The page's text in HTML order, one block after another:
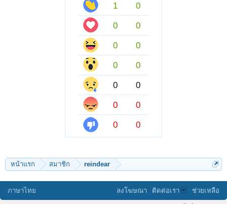
1
0
0
0
0
0
0
0
0
0
0
0
0
0
หน้าแรก สมาชิก reindear
ภาษาไทย ลงโฆษณา ติดต่อเรา ช่วยเหลือ